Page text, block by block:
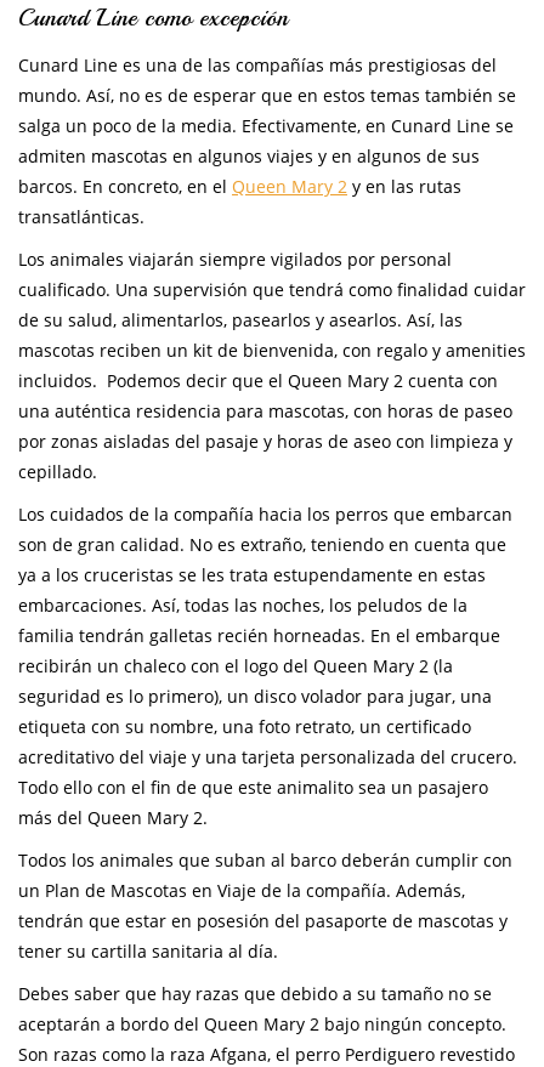
Cunard Line como excepción
Cunard Line es una de las compañías más prestigiosas del
mundo. Así, no es de esperar que en estos temas también se
salga un poco de la media. Efectivamente, en Cunard Line se
admiten mascotas en algunos viajes y en algunos de sus
barcos. En concreto, en el Queen Mary 2 y en las rutas
transatlánticas.
Los animales viajarán siempre vigilados por personal
cualificado. Una supervisión que tendrá como finalidad cuidar
de su salud, alimentarlos, pasearlos y asearlos. Así, las
mascotas reciben un kit de bienvenida, con regalo y amenities
incluidos. Podemos decir que el Queen Mary 2 cuenta con
una auténtica residencia para mascotas, con horas de paseo
por zonas aisladas del pasaje y horas de aseo con limpieza y
cepillado.
Los cuidados de la compañía hacia los perros que embarcan
son de gran calidad. No es extraño, teniendo en cuenta que
ya a los cruceristas se les trata estupendamente en estas
embarcaciones. Así, todas las noches, los peludos de la
familia tendrán galletas recién horneadas. En el embarque
recibirán un chaleco con el logo del Queen Mary 2 (la
seguridad es lo primero), un disco volador para jugar, una
etiqueta con su nombre, una foto retrato, un certificado
acreditativo del viaje y una tarjeta personalizada del crucero.
Todo ello con el fin de que este animalito sea un pasajero
más del Queen Mary 2.
Todos los animales que suban al barco deberán cumplir con
un Plan de Mascotas en Viaje de la compañía. Además,
tendrán que estar en posesión del pasaporte de mascotas y
tener su cartilla sanitaria al día.
Debes saber que hay razas que debido a su tamaño no se
aceptarán a bordo del Queen Mary 2 bajo ningún concepto.
Son razas como la raza Afgana, el perro Perdiguero revestido